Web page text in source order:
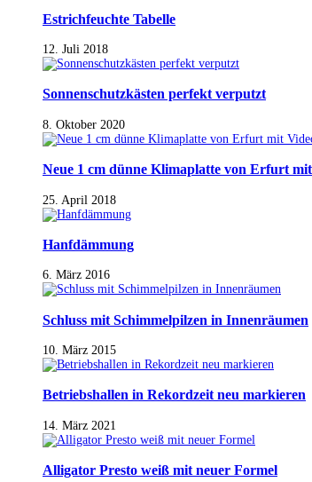
Estrichfeuchte Tabelle
12. Juli 2018
Sonnenschutzkästen perfekt verputzt
8. Oktober 2020
Neue 1 cm dünne Klimaplatte von Erfurt
25. April 2018
Hanfdämmung
6. März 2016
Schluss mit Schimmelpilzen in Innenräumen
10. März 2015
Betriebshallen in Rekordzeit neu markieren
14. März 2021
Alligator Presto weiß mit neuer Formel